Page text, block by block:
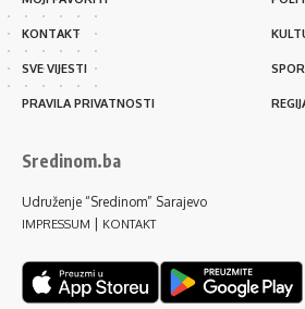
KONTAKT
SVE VIJESTI
PRAVILA PRIVATNOSTI
Sredinom.ba
Udruženje “Sredinom” Sarajevo
IMPRESSUM KONTAKT